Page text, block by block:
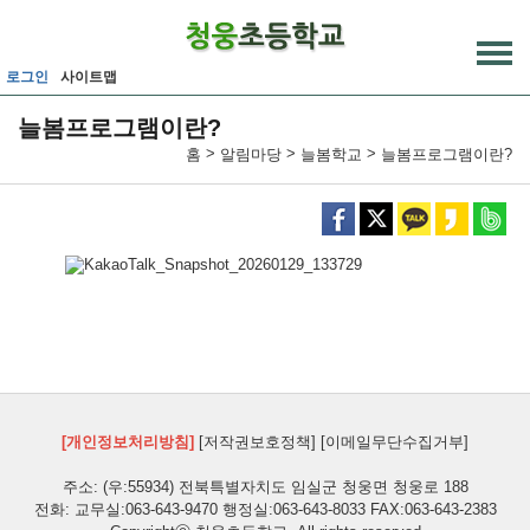
로그인 사이트맵
늘봄프로그램이란?
홈 > 알림마당 > 늘봄학교 > 늘봄프로그램이란?
[개인정보처리방침] [저작권보호정책] [이메일무단수집거부]
주소: (우:55934) 전북특별자치도 임실군 청웅면 청웅로 188
전화: 교무실:063-643-9470 행정실:063-643-8033 FAX:063-643-2383